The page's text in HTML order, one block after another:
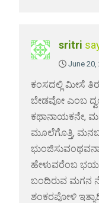
sritri
June 20,
ಕಂಸದಲ್ಲಿ ಮೀಸೆ
ಬೇಡವೋ ಎಂಬ
ಕಥಾನಾಯಕನೇ,
ಮೂಲೆಗೊತ್ತಿ,
ಹೇಳುವರೆಂಬ
ಬಂದಿರುವ ಮಗನ
ಶಂಕರಪೋಳಿ